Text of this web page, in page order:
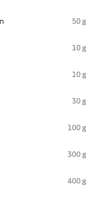
50 g
10 g
10 g
30 g
100 g
300 g
400 g